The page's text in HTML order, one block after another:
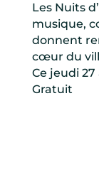
Les Nuits
musique,
donnent
cœur du
Ce jeudi
Gratuit